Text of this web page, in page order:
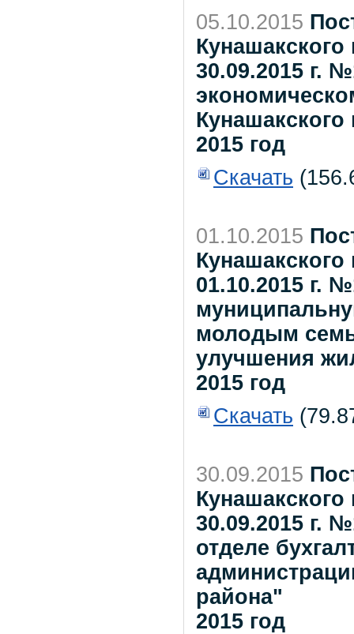
05.10.2015
30.09.2015 г.
2015 год
Скачать
01.10.2015
01.10.2015 г.
молодым
улучшения
2015 год
Скачать
30.09.2015
30.09.2015 г.
отделе
района"
2015 год